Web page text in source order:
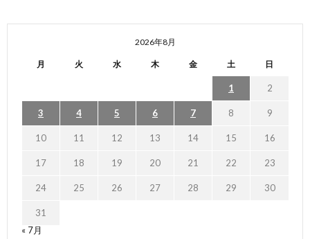
2026年8月
月 火 水 木 金 土 日
1 2
3 4 5 6 7 8 9
10 11 12 13 14 15 16
17 18 19 20 21 22 23
24 25 26 27 28 29 30
31
« 7月